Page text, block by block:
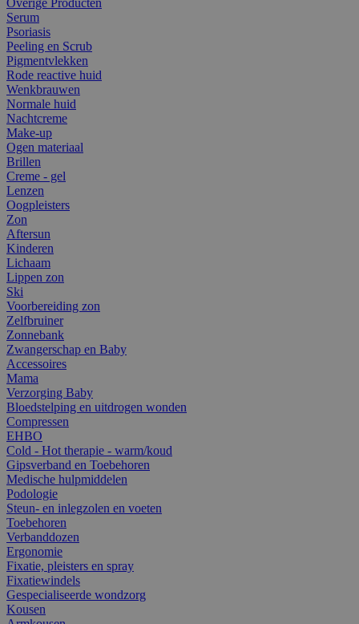
Serum
Psoriasis
Peeling en Scrub
Pigmentvlekken
Rode reactive huid
Wenkbrauwen
Normale huid
Nachtcreme
Make-up
Ogen materiaal
Brillen
Creme - gel
Lenzen
Oogpleisters
Zon
Aftersun
Kinderen
Lichaam
Lippen zon
Ski
Voorbereiding zon
Zelfbruiner
Zonnebank
Zwangerschap en Baby
Accessoires
Mama
Verzorging Baby
Bloedstelping en uitdrogen wonden
Compressen
EHBO
Cold - Hot therapie - warm/koud
Gipsverband en Toebehoren
Medische hulpmiddelen
Podologie
Steun- en inlegzolen en voeten
Toebehoren
Verbanddozen
Ergonomie
Fixatie, pleisters en spray
Fixatiewindels
Gespecialiseerde wondzorg
Kousen